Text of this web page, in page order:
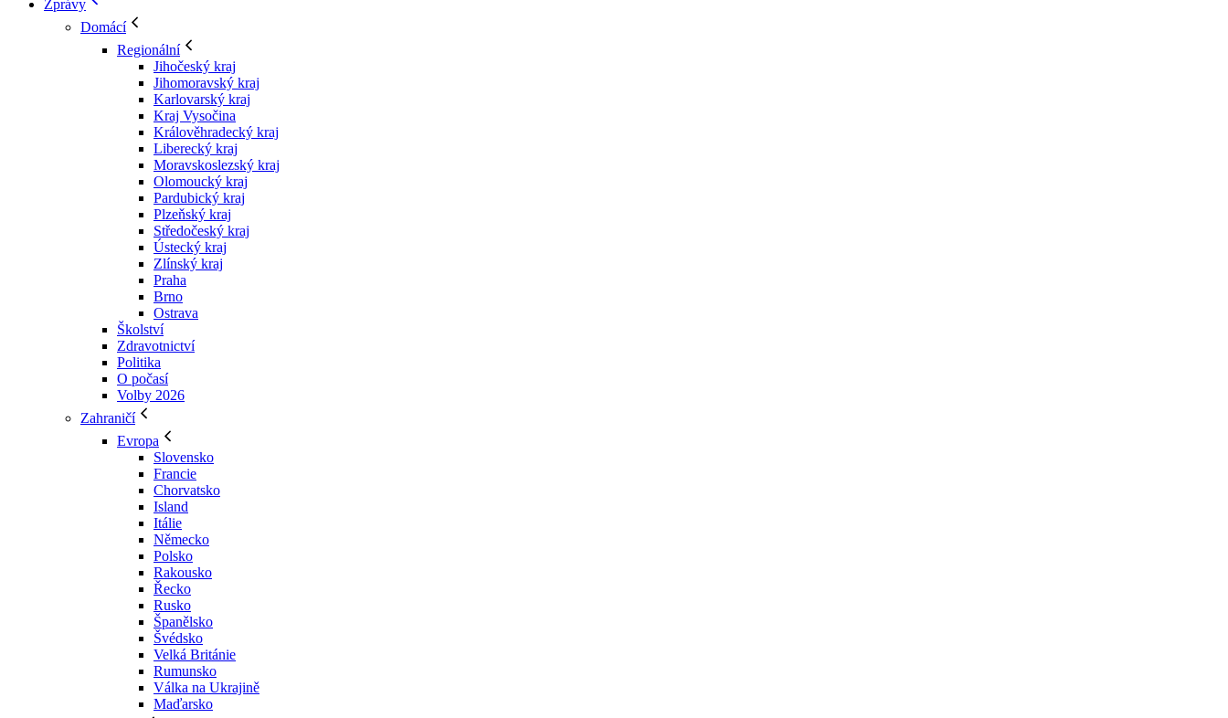
Zprávy
Domácí
Regionální
Jihočeský kraj
Jihomoravský kraj
Karlovarský kraj
Kraj Vysočina
Králověhradecký kraj
Liberecký kraj
Moravskoslezský kraj
Olomoucký kraj
Pardubický kraj
Plzeňský kraj
Středočeský kraj
Ústecký kraj
Zlínský kraj
Praha
Brno
Ostrava
Školství
Zdravotnictví
Politika
O počasí
Volby 2026
Zahraničí
Evropa
Slovensko
Francie
Chorvatsko
Island
Itálie
Německo
Polsko
Rakousko
Řecko
Rusko
Španělsko
Švédsko
Velká Británie
Rumunsko
Válka na Ukrajině
Maďarsko